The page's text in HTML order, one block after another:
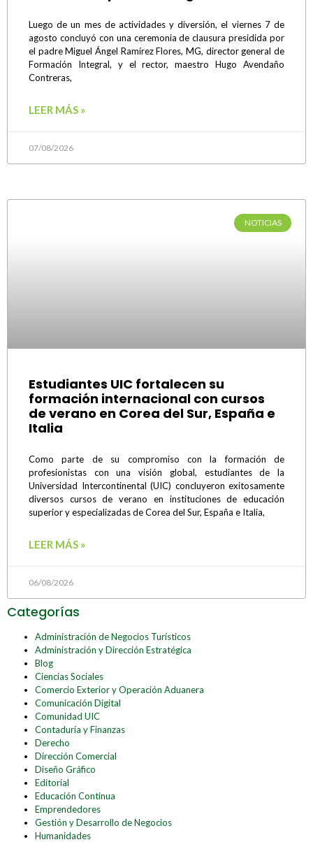
Luego de un mes de actividades y diversión, el viernes 7 de
agosto concluyó con una ceremonia de clausura presidida por
el padre Miguel Ángel Ramírez Flores, MG, director general de
Formación Integral, y el rector, maestro Hugo Avendaño
Contreras,
LEER MÁS »
07/08/2026
NOTICIAS
Estudiantes UIC fortalecen su
formación internacional con cursos
de verano en Corea del Sur, España e
Italia
Como parte de su compromiso con la formación de
profesionistas con una visión global, estudiantes de la
Universidad Intercontinental (UIC) concluyeron exitosamente
diversos cursos de verano en instituciones de educación
superior y especializadas de Corea del Sur, España e Italia,
LEER MÁS »
06/08/2026
Categorías
Administración de Negocios Turísticos
Administración y Dirección Estratégica
Blog
Ciencias Sociales
Comercio Exterior y Operación Aduanera
Comunicación Digital
Comunidad UIC
Contaduría y Finanzas
Derecho
Dirección Comercial
Diseño Gráfico
Editorial
Educación Continua
Emprendedores
Gestión y Desarrollo de Negocios
Humanidades